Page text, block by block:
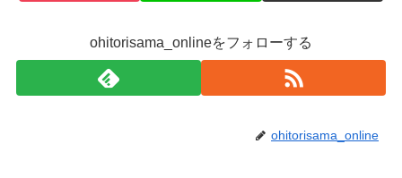
ohitorisama_onlineをフォローする
ohitorisama_online